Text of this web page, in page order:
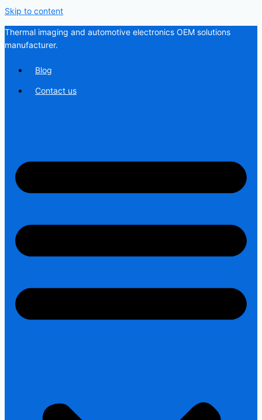
Skip to content
Thermal imaging and automotive electronics OEM solutions
manufacturer.
Blog
Contact us